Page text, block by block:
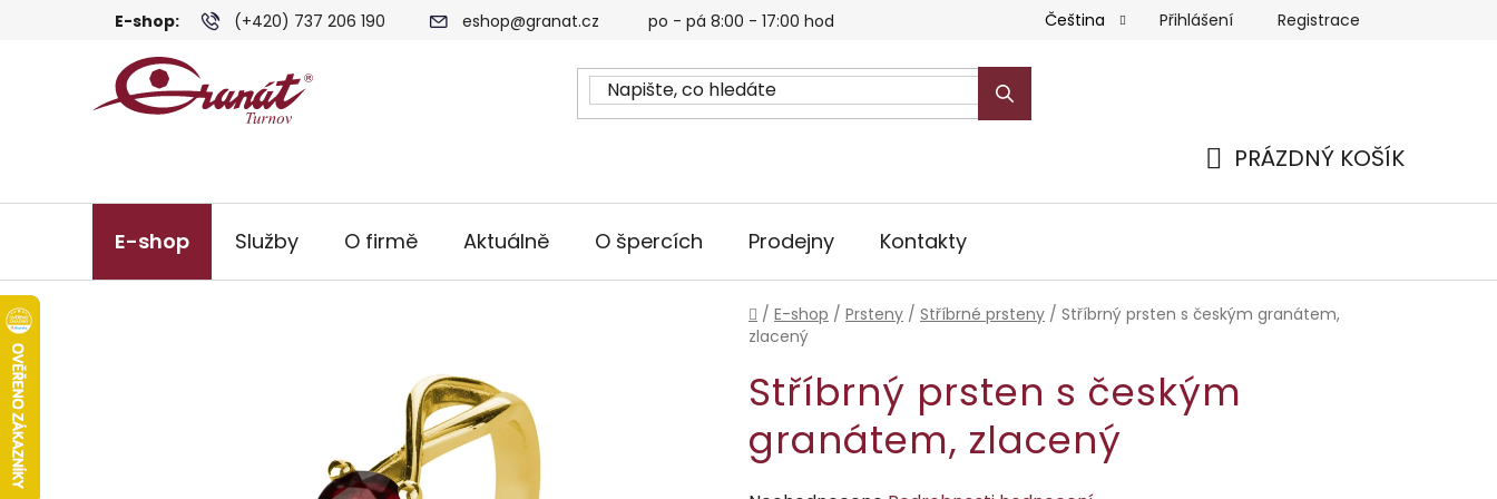
E-shop: (+420) 737 206 190 eshop@granat.cz po - pá 8:00 - 17:00 hod Čeština Přihlášení Registrace
PRÁZDNÝ KOŠÍK
E-shop Služby O firmě Aktuálně O špercích Prodejny Kontakty
Domů
/ E-shop / Prsteny / Stříbrné prsteny / Stříbrný prsten s českým granátem,
zlacený
Stříbrný prsten s českým
granátem, zlacený